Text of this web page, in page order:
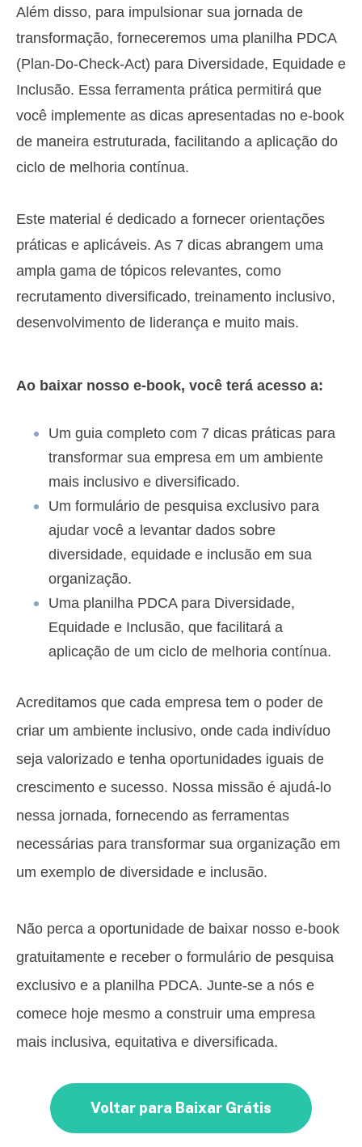
Além disso, para impulsionar sua jornada de
transformação, forneceremos uma planilha PDCA
(Plan-Do-Check-Act) para Diversidade, Equidade e
Inclusão. Essa ferramenta prática permitirá que
você implemente as dicas apresentadas no e-book
de maneira estruturada, facilitando a aplicação do
ciclo de melhoria contínua.
Este material é dedicado a fornecer orientações
práticas e aplicáveis. As 7 dicas abrangem uma
ampla gama de tópicos relevantes, como
recrutamento diversificado, treinamento inclusivo,
desenvolvimento de liderança e muito mais.
Ao baixar nosso e-book, você terá acesso a:
Um guia completo com 7 dicas práticas para
transformar sua empresa em um ambiente
mais inclusivo e diversificado.
Um formulário de pesquisa exclusivo para
ajudar você a levantar dados sobre
diversidade, equidade e inclusão em sua
organização.
Uma planilha PDCA para Diversidade,
Equidade e Inclusão, que facilitará a
aplicação de um ciclo de melhoria contínua.
Acreditamos que cada empresa tem o poder de
criar um ambiente inclusivo, onde cada indivíduo
seja valorizado e tenha oportunidades iguais de
crescimento e sucesso. Nossa missão é ajudá-lo
nessa jornada, fornecendo as ferramentas
necessárias para transformar sua organização em
um exemplo de diversidade e inclusão.
Não perca a oportunidade de baixar nosso e-book
gratuitamente e receber o formulário de pesquisa
exclusivo e a planilha PDCA. Junte-se a nós e
comece hoje mesmo a construir uma empresa
mais inclusiva, equitativa e diversificada.
Voltar para Baixar Grátis